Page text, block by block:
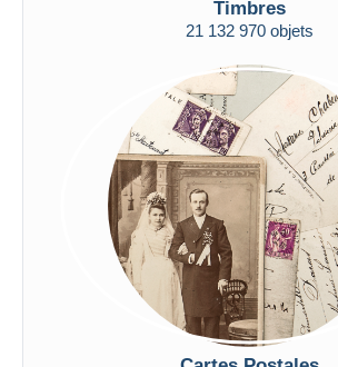
Uniquement en réduction
Livraison gratuite
Méthodes de paiement
Virement bancaire
Visa
Mastercard
Bancontact
iDeal
Maestro
Timbres
21 132 970 objets